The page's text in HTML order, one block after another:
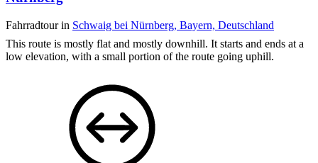
Fahrradtour in Schwaig bei Nürnberg, Bayern, Deutschland
This route is mostly flat and mostly downhill. It starts and ends at a
low elevation, with a small portion of the route going uphill.